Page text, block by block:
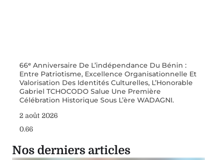
66ᵉ Anniversaire De L’indépendance Du Bénin :
Entre Patriotisme, Excellence Organisationnelle Et
Valorisation Des Identités Culturelles, L’Honorable
Gabriel TCHOCODO Salue Une Première
Célébration Historique Sous L’ère WADAGNI.
2 août 2026
Nos derniers articles